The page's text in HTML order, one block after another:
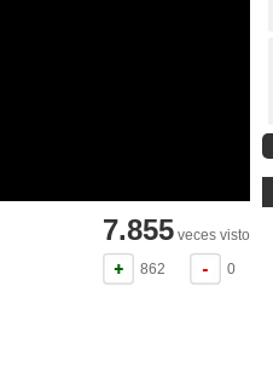
7.855 veces visto
862
0